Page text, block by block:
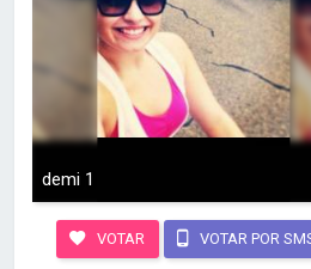
demi 1
VOTAR VOTAR POR